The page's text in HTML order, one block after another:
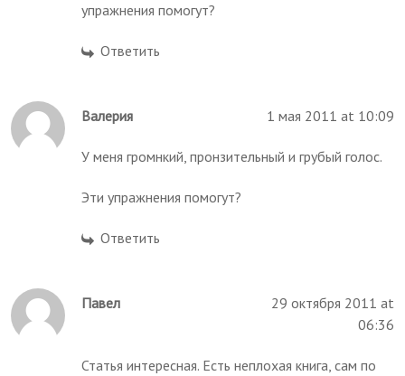
упражнения помогут?
Ответить
Валерия 1 мая 2011 at 10:09
У меня громнкий, пронзительный и грубый голос.
Эти упражнения помогут?
Ответить
Павел
29 октября 2011 at
06:36
Статья интересная. Есть неплохая книга, сам по